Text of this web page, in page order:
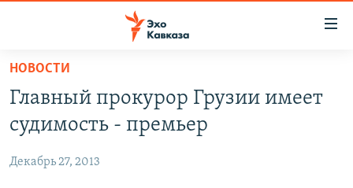
Вернуться
основному
содержанию
Вернутся
СУХУМИ
ЦХИНВАЛИ
НОВОСТИ
Главный прокурор Грузии имеет
судимость - премьер
Декабрь 27, 2013